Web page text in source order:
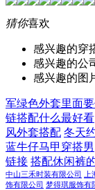
猜你喜欢
感兴趣的穿
感兴趣的公
感兴趣的图
军绿色外套里面
链搭配什么最好看
风外套搭配 冬天
蓝牛仔马甲穿搭男
链接 搭配休闲裤
中山三禾时装有限公司
饰有限公司 梦得琪服饰有